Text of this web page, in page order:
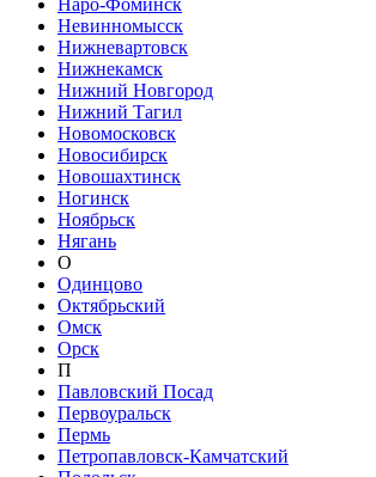
Невинномысск
Нижневартовск
Нижнекамск
Нижний Новгород
Нижний Тагил
Новомосковск
Новосибирск
Новошахтинск
Ногинск
Ноябрьск
Нягань
О
Одинцово
Октябрьский
Омск
Орск
П
Павловский Посад
Первоуральск
Пермь
Петропавловск-Камчатский